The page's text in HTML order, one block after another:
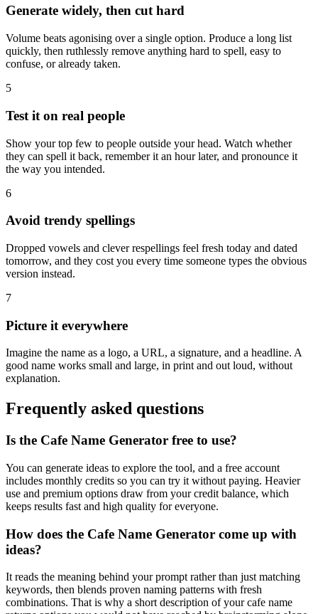
Generate widely, then cut hard
Volume beats agonising over a single option. Produce a long list
quickly, then ruthlessly remove anything hard to spell, easy to
confuse, or already taken.
5
Test it on real people
Show your top few to people outside your head. Watch whether
they can spell it back, remember it an hour later, and pronounce it
the way you intended.
6
Avoid trendy spellings
Dropped vowels and clever respellings feel fresh today and dated
tomorrow, and they cost you every time someone types the obvious
version instead.
7
Picture it everywhere
Imagine the name as a logo, a URL, a signature, and a headline. A
good name works small and large, in print and out loud, without
explanation.
Frequently asked questions
Is the Cafe Name Generator free to use?
You can generate ideas to explore the tool, and a free account
includes monthly credits so you can try it without paying. Heavier
use and premium options draw from your credit balance, which
keeps results fast and high quality for everyone.
How does the Cafe Name Generator come up with
ideas?
It reads the meaning behind your prompt rather than just matching
keywords, then blends proven naming patterns with fresh
combinations. That is why a short description of your cafe name